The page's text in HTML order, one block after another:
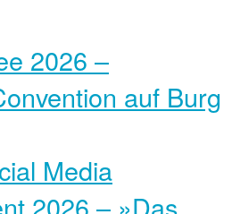
2026 –
auf Burg
Media
2026 – »Das